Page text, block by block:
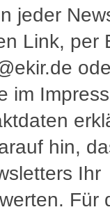
jeder
Link, per
im
hin,
Ihr
Für